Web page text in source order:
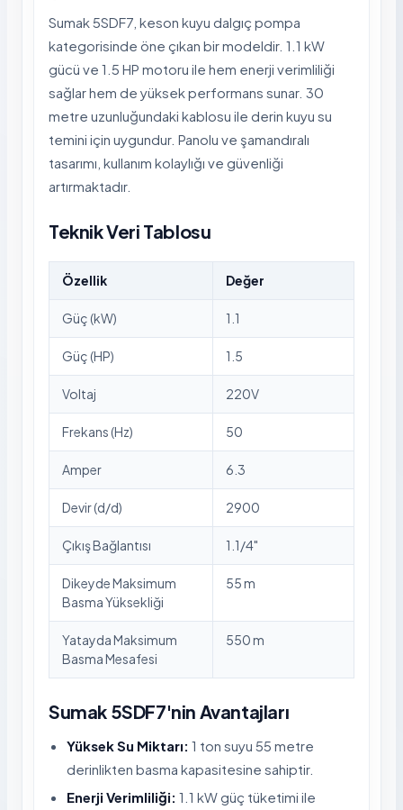
Sumak 5SDF7, keson kuyu dalgıç pompa
kategorisinde öne çıkan bir modeldir. 1.1 kW
gücü ve 1.5 HP motoru ile hem enerji verimliliği
sağlar hem de yüksek performans sunar. 30
metre uzunluğundaki kablosu ile derin kuyu su
temini için uygundur. Panolu ve şamandıralı
tasarımı, kullanım kolaylığı ve güvenliği
artırmaktadır.
Teknik Veri Tablosu
Özellik Değer
Güç (kW) 1.1
Güç (HP) 1.5
Voltaj 220V
Frekans (Hz) 50
Amper 6.3
Devir (d/d) 2900
Çıkış Bağlantısı 1.1/4"
Dikeyde Maksimum
Basma Yüksekliği
55 m
Yatayda Maksimum
Basma Mesafesi
550 m
Sumak 5SDF7'nin Avantajları
Yüksek Su Miktarı: 1 ton suyu 55 metre
derinlikten basma kapasitesine sahiptir.
Enerji Verimliliği: 1.1 kW güç tüketimi ile